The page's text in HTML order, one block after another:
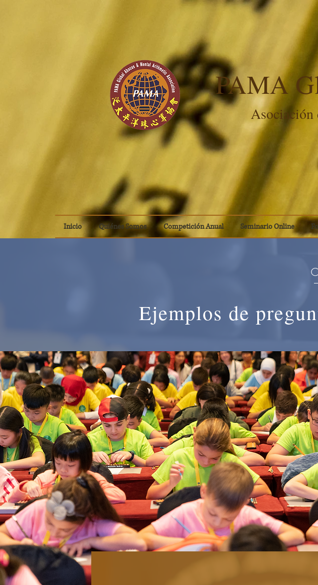
PAMA
Inicio Quiénes Somos Competición Anual Seminario Online
Ejemplos de